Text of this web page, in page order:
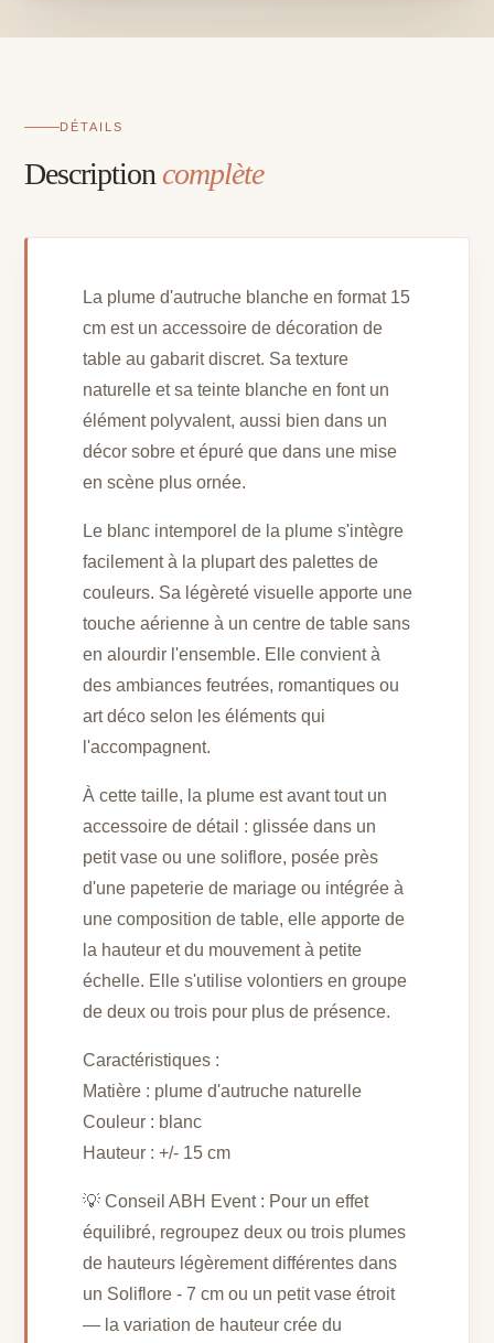
DÉTAILS
Description complète
La plume d'autruche blanche en format 15
cm est un accessoire de décoration de
table au gabarit discret. Sa texture
naturelle et sa teinte blanche en font un
élément polyvalent, aussi bien dans un
décor sobre et épuré que dans une mise
en scène plus ornée.
Le blanc intemporel de la plume s'intègre
facilement à la plupart des palettes de
couleurs. Sa légèreté visuelle apporte une
touche aérienne à un centre de table sans
en alourdir l'ensemble. Elle convient à
des ambiances feutrées, romantiques ou
art déco selon les éléments qui
l'accompagnent.
À cette taille, la plume est avant tout un
accessoire de détail : glissée dans un
petit vase ou une soliflore, posée près
d'une papeterie de mariage ou intégrée à
une composition de table, elle apporte de
la hauteur et du mouvement à petite
échelle. Elle s'utilise volontiers en groupe
de deux ou trois pour plus de présence.
Caractéristiques :
Matière : plume d'autruche naturelle
Couleur : blanc
Hauteur : +/- 15 cm
💡 Conseil ABH Event : Pour un effet
équilibré, regroupez deux ou trois plumes
de hauteurs légèrement différentes dans
un Soliflore - 7 cm ou un petit vase étroit
— la variation de hauteur crée du